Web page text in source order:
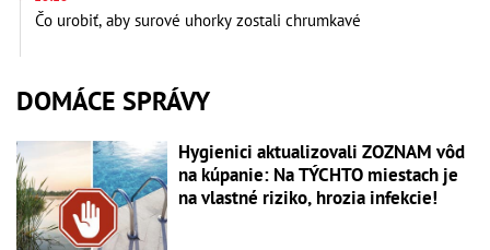
Čo urobiť, aby surové uhorky zostali chrumkavé
DOMÁCE SPRÁVY
Hygienici aktualizovali ZOZNAM vôd
na kúpanie: Na TÝCHTO miestach je
na vlastné riziko, hrozia infekcie!